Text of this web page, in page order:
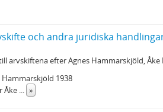
och andra juridiska
arvskiftena efter Agnes Hammarskjöld,
1938
Åke
»